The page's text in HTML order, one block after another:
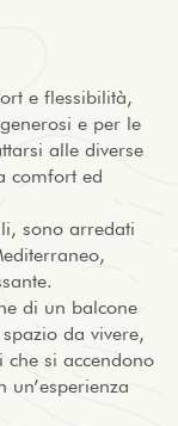
e flessibilità,
e per le
alle diverse
comfort ed
sono arredati
di un balcone
da vivere,
si accendono